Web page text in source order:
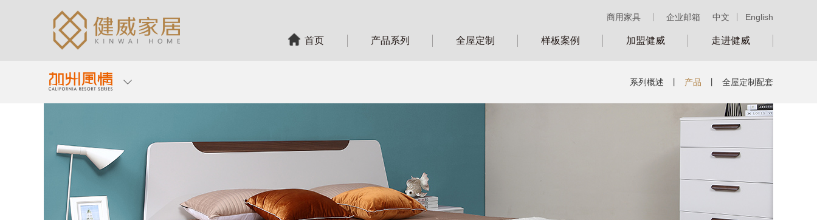
中文 English
商用家具 企业邮箱
首页 产品系列 全屋定制 样板案例 加盟健威 走进健威
系列概述 产品 全屋定制配套